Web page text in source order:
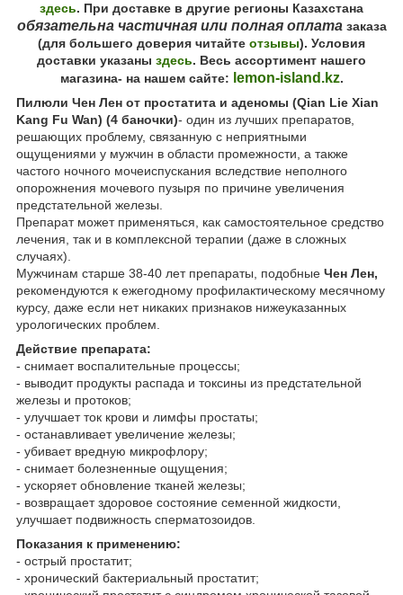
здесь. При доставке в другие регионы Казахстана
обязательна частичная или полная оплатазаказа
(для большего доверия читайте отзывы). Условия
доставки указаны здесь. Весь ассортимент нашего
магазина- на нашем сайте: lemon-island.kz.
Пилюли Чен Лен от простатита и аденомы (Qian Lie Xian
Kang Fu Wan) (4 баночки)- один из лучших препаратов,
решающих проблему, связанную с неприятными
ощущениями у мужчин в области промежности, а также
частого ночного мочеиспускания вследствие неполного
опорожнения мочевого пузыря по причине увеличения
предстательной железы.
Препарат может применяться, как самостоятельное средство
лечения, так и в комплексной терапии (даже в сложных
случаях).
Мужчинам старше 38-40 лет препараты, подобные Чен Лен,
рекомендуются к ежегодному профилактическому месячному
курсу, даже если нет никаких признаков нижеуказанных
урологических проблем.
Действие препарата:
- снимает воспалительные процессы;
- выводит продукты распада и токсины из предстательной
железы и протоков;
- улучшает ток крови и лимфы простаты;
- останавливает увеличение железы;
- убивает вредную микрофлору;
- снимает болезненные ощущения;
- ускоряет обновление тканей железы;
- возвращает здоровое состояние семенной жидкости,
улучшает подвижность сперматозоидов.
Показания к применению:
- острый простатит;
- хронический бактериальный простатит;